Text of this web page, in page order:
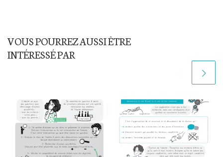
VOUS POURREZ AUSSI ÊTRE
INTÉRESSÉ PAR